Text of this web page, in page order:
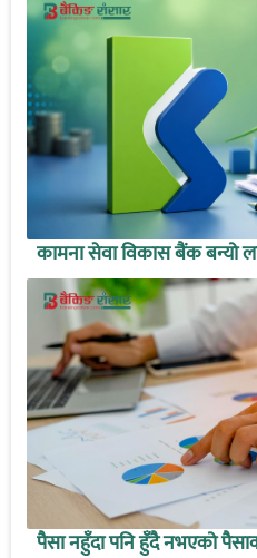
कामना सेवा विकास बैंक बन्यो
पैसा नहुँदा पनि हुँदै नभएको